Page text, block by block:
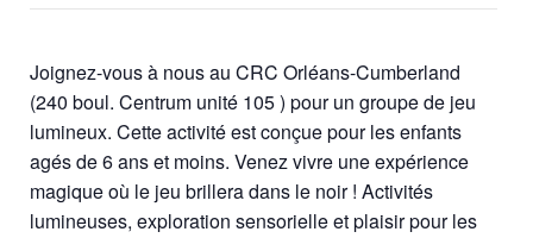
Joignez-vous à nous au CRC Orléans-Cumberland
(240 boul. Centrum unité 105 ) pour un groupe de jeu
lumineux. Cette activité est conçue pour les enfants
agés de 6 ans et moins. Venez vivre une expérience
magique où le jeu brillera dans le noir ! Activités
lumineuses, exploration sensorielle et plaisir pour les